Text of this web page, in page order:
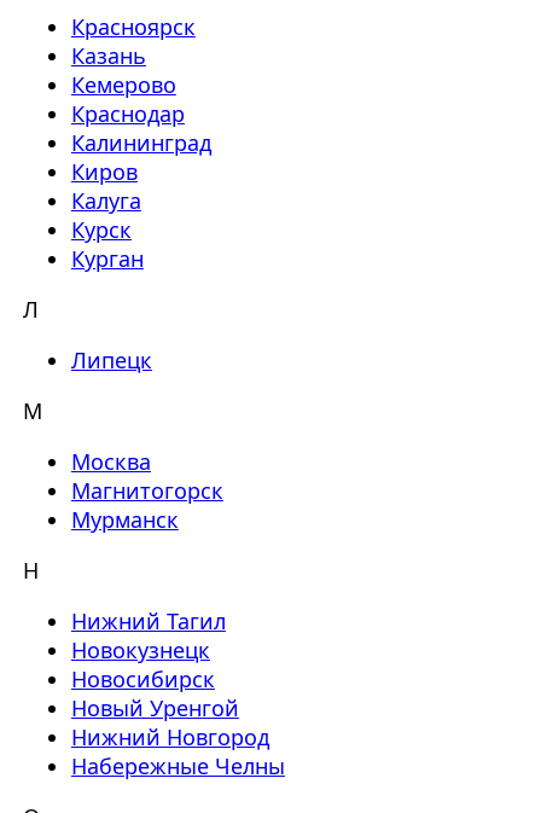
Красноярск
Казань
Кемерово
Краснодар
Калининград
Киров
Калуга
Курск
Курган
Л
Липецк
М
Москва
Магнитогорск
Мурманск
Н
Нижний Тагил
Новокузнецк
Новосибирск
Новый Уренгой
Нижний Новгород
Набережные Челны